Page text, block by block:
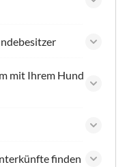
mit Ihrem Hund
finden